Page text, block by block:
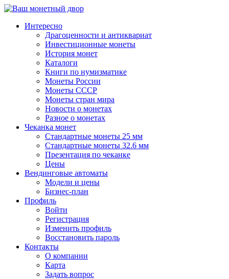
↓
основному
содержимому
Интересно
Драгоценности и антиквариат
Инвестиционные монеты
История монет
Каталоги
Книги по нумизматике
Монеты России
Монеты СССР
Монеты стран мира
Новости о монетах
Разное о монетах
Чеканка монет
Стандартные монеты 25 мм
Стандартные монеты 32.6 мм
Презентация по чеканке
Цены
Вендинговые автоматы
Модели и цены
Бизнес-план
Профиль
Войти
Регистрация
Изменить профиль
Восстановить пароль
Контакты
О компании
Карта
Задать вопрос